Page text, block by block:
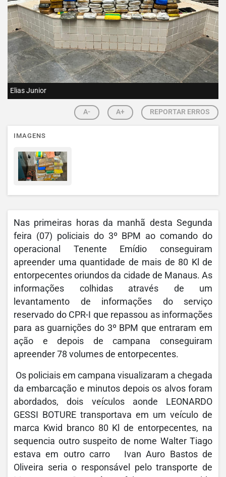
Elias Junior
A- A+ REPORTAR ERROS
IMAGENS
Nas primeiras horas da manhã desta Segunda
feira (07) policiais do 3º BPM ao comando do
operacional Tenente Emídio conseguiram
apreender uma quantidade de mais de 80 Kl de
entorpecentes oriundos da cidade de Manaus. As
informações colhidas através de um
levantamento de informações do serviço
reservado do CPR-I que repassou as informações
para as guarnições do 3º BPM que entraram em
ação e depois de campana conseguiram
apreender 78 volumes de entorpecentes.
Os policiais em campana visualizaram a chegada
da embarcação e minutos depois os alvos foram
abordados, dois veículos aonde LEONARDO
GESSI BOTURE transportava em um veículo de
marca Kwid branco 80 Kl de entorpecentes, na
sequencia outro suspeito de nome Walter Tiago
estava em outro carro Ivan Auro Bastos de
Oliveira seria o responsável pelo transporte de